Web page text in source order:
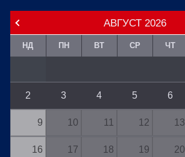
АВГУСТ 2026
НД ПН ВТ СР ЧТ
2 3 4 5 6
9 10 11 12 13
16 17 18 19 20